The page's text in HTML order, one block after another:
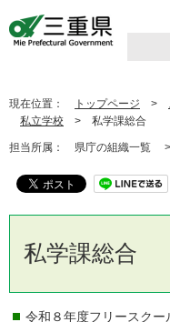
現在位置： トップページ >
私立学校 > 私学課総合
担当所属： 県庁の組織一覧 >
私学課総合
令和８年度フリースク